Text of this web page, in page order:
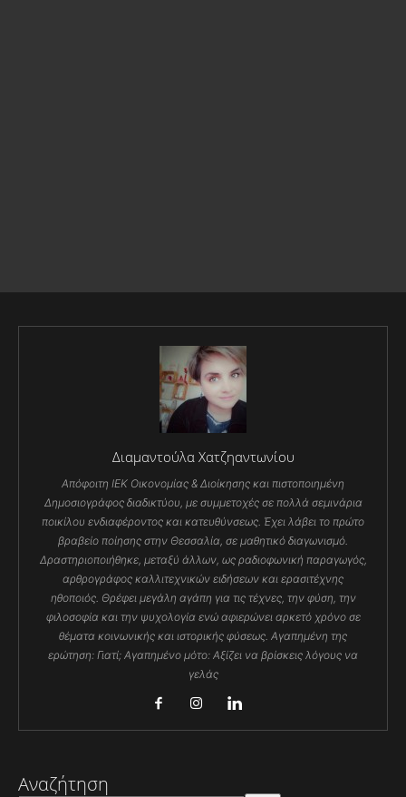
Διαμαντούλα Χατζηαντωνίου
Απόφοιτη ΙΕΚ Οικονομίας & Διοίκησης και πιστοποιημένη
Δημοσιογράφος διαδικτύου, με συμμετοχές σε πολλά σεμινάρια
ποικίλου ενδιαφέροντος και κατευθύνσεως. Έχει λάβει το πρώτο
βραβείο ποίησης στην Θεσσαλία, σε μαθητικό διαγωνισμό.
Δραστηριοποιήθηκε, μεταξύ άλλων, ως ραδιοφωνική παραγωγός,
αρθρογράφος καλλιτεχνικών ειδήσεων και ερασιτέχνης
ηθοποιός. Θρέφει μεγάλη αγάπη για τις τέχνες, την φύση, την
φιλοσοφία και την ψυχολογία ενώ αφιερώνει αρκετό χρόνο σε
θέματα κοινωνικής και ιστορικής φύσεως. Αγαπημένη της
ερώτηση: Γιατί; Αγαπημένο μότο: Αξίζει να βρίσκεις λόγους να
γελάς
Αναζήτηση